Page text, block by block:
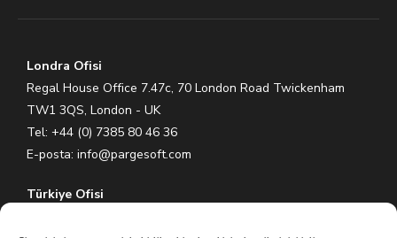
Londra Ofisi
Regal House Office 7.47c, 70 London Road Twickenham
TW1 3QS, London - UK
Tel: +44 (0) 7385 80 46 36
E-posta: info@pargesoft.com
Türkiye Ofisi